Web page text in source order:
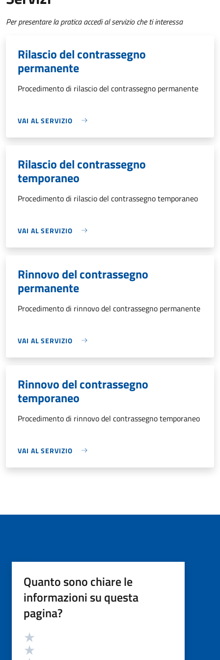
Per presentare la pratica accedi al servizio che ti interessa
Rilascio del contrassegno
permanente
Procedimento di rilascio del contrassegno permanente
VAI AL SERVIZIO
Rilascio del contrassegno
temporaneo
Procedimento di rilascio del contrassegno temporaneo
VAI AL SERVIZIO
Rinnovo del contrassegno
permanente
Procedimento di rinnovo del contrassegno permanente
VAI AL SERVIZIO
Rinnovo del contrassegno
temporaneo
Procedimento di rinnovo del contrassegno temporaneo
VAI AL SERVIZIO
Quanto sono chiare le
informazioni su questa
pagina?
Valutazione